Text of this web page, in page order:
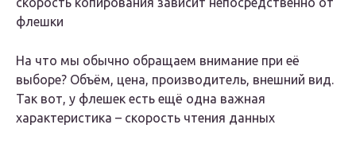
флешки
На что мы обычно обращаем внимание при её
выборе? Объём, цена, производитель, внешний вид.
Так вот, у флешек есть ещё одна важная
характеристика – скорость чтения данных